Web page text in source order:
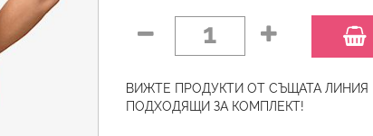
1
ВИЖТЕ ПРОДУКТИ ОТ СЪЩАТА ЛИНИЯ
ПОДХОДЯЩИ ЗА КОМПЛЕКТ!